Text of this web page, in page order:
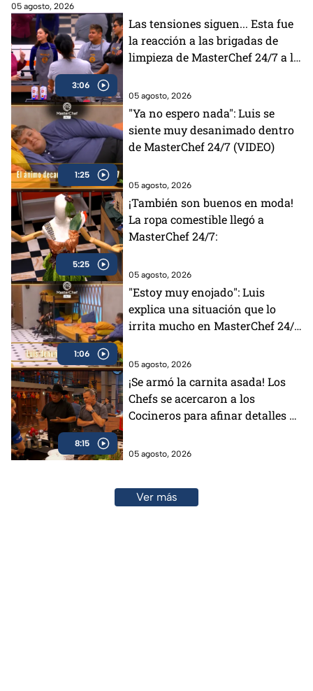
05 agosto, 2026
3:06
Las tensiones siguen... Esta fue
la reacción a las brigadas de
limpieza de MasterChef 24/7 a la
05 agosto, 2026
1:25
"Ya no espero nada": Luis se
siente muy desanimado dentro
de MasterChef 24/7 (VIDEO)
05 agosto, 2026
5:25
¡También son buenos en moda!
La ropa comestible llegó a
MasterChef 24/7:
05 agosto, 2026
1:06
"Estoy muy enojado": Luis
explica una situación que lo
irrita mucho en MasterChef 24/7
05 agosto, 2026
8:15
¡Se armó la carnita asada! Los
Chefs se acercaron a los
Cocineros para afinar detalles de
MasterChef 24/7
05 agosto, 2026
Ver más